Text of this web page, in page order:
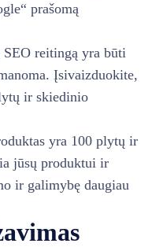
prašomą
reitingą yra būti
Įsivaizduokite,
ir skiedinio
yra 100 plytų ir
jūsų produktui ir
ir galimybę daugiau